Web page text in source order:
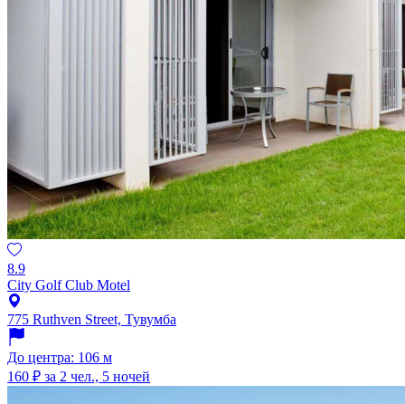
8.9
City Golf Club Motel
775 Ruthven Street, Тувумба
До центра: 106 м
160 ₽ за 2 чел., 5 ночей